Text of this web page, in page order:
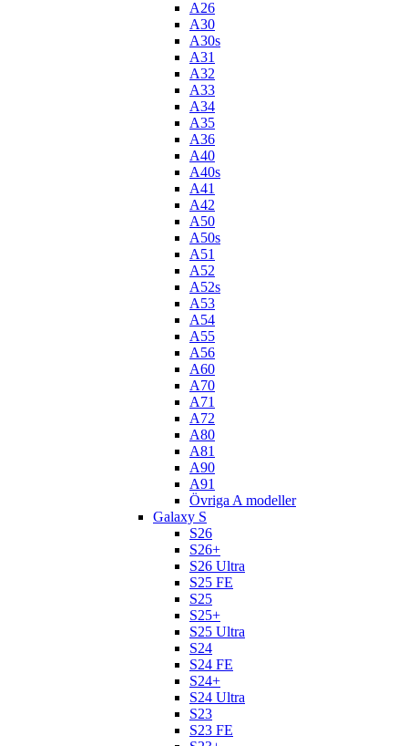
A26
A30
A30s
A31
A32
A33
A34
A35
A36
A40
A40s
A41
A42
A50
A50s
A51
A52
A52s
A53
A54
A55
A56
A60
A70
A71
A72
A80
A81
A90
A91
Övriga A modeller
Galaxy S
S26
S26+
S26 Ultra
S25 FE
S25
S25+
S25 Ultra
S24
S24 FE
S24+
S24 Ultra
S23
S23 FE